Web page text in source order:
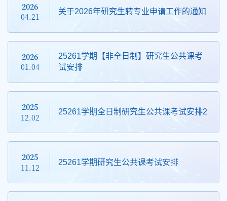
2026
04.21
关于2026年研究生转专业申请工作的通知
2026
01.04
25261学期【非全日制】研究生公共课考
试安排
2025
12.02
25261学期全日制研究生公共课考试安排2
2025
11.12
25261学期研究生公共课考试安排